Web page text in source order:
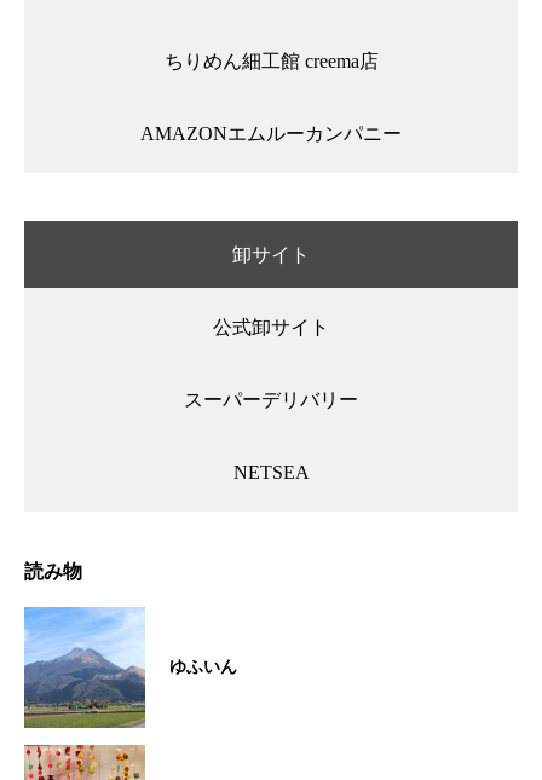
ちりめん細工館 creema店
AMAZONエムルーカンパニー
卸サイト
公式卸サイト
スーパーデリバリー
NETSEA
読み物
ゆふいん